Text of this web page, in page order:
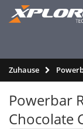
Zuhause
Powerbar
Chocolate